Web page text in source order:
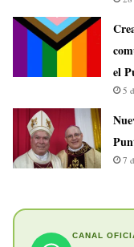
el
5
7
CANAL